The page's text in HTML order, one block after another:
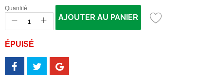
Quantité:
AJOUTER AU PANIER
ÉPUISÉ